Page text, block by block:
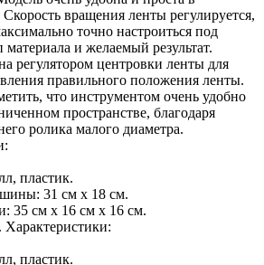
вращения ленты регулируется,
точно настроиться под
и желаемый результат.
регулятором центровки ленты для
правильного положения ленты.
что инструментом очень удобно
пространстве, благодаря
ролика малого диаметра.
пластик.
31 см х 18 см.
35 см х 16 см х 16 см.
Характеристики:
пластик.